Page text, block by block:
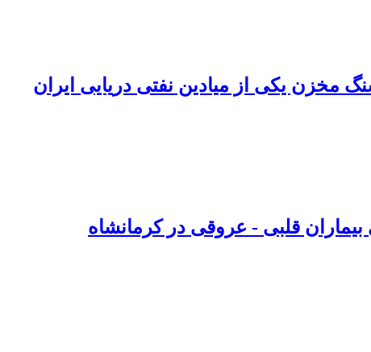
یکی از میادین نفتی دریایی ایران
قلبی - عروقی در کرمانشاه